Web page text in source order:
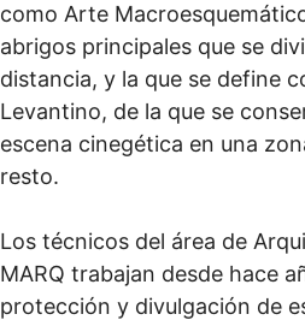
como Arte
abrigos principales que se
distancia, y la que se define
Levantino, de la que se
escena cinegética en una
resto.
Los técnicos del área de
MARQ trabajan desde hace
protección y divulgación de